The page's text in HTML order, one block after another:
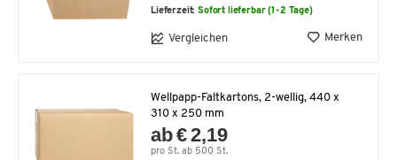
Lieferzeit:Sofort lieferbar (1-2 Tage)
Vergleichen Merken
Wellpapp-Faltkartons, 2-wellig, 440 x
310 x 250 mm
ab € 2,19
pro St. ab 500 St.